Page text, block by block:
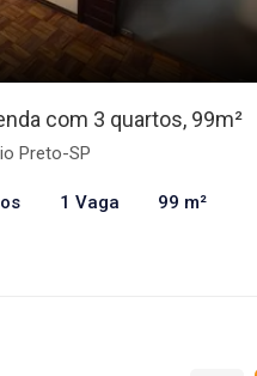
com 3 quartos, 99m²
Preto-SP
1 Vaga 99 m²